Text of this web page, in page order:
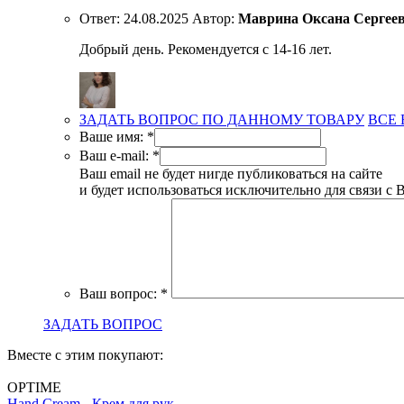
Ответ: 24.08.2025 Автор: Маврина Оксана
Добрый день. Рекомендуется с 14-16 лет.
ЗАДАТЬ ВОПРОС ПО ДАННОМУ ТОВАРУ ВСЕ
Ваше имя: *
Ваш e-mail: *
Ваш email не будет нигде публиковаться на сайте
и будет использоваться исключительно для связи с
Ваш вопрос: *
ЗАДАТЬ ВОПРОС
Вместе с этим покупают:
OPTIME